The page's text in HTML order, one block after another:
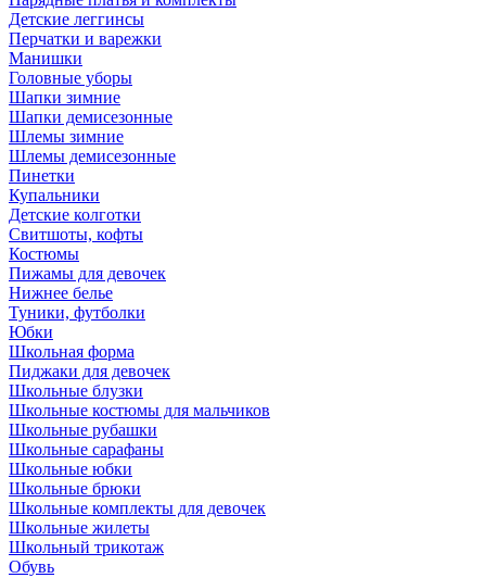
Детские леггинсы
Перчатки и варежки
Манишки
Головные уборы
Шапки зимние
Шапки демисезонные
Шлемы зимние
Шлемы демисезонные
Пинетки
Купальники
Детские колготки
Свитшоты, кофты
Костюмы
Пижамы для девочек
Нижнее белье
Туники, футболки
Юбки
Школьная форма
Пиджаки для девочек
Школьные блузки
Школьные костюмы для мальчиков
Школьные рубашки
Школьные сарафаны
Школьные юбки
Школьные брюки
Школьные комплекты для девочек
Школьные жилеты
Школьный трикотаж
Обувь